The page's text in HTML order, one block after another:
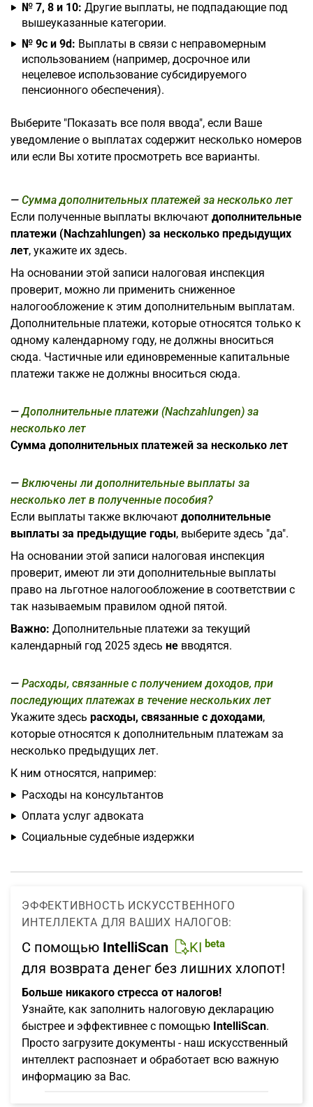
№ 7, 8 и 10: Другие выплаты, не подпадающие под
вышеуказанные категории.
№ 9c и 9d: Выплаты в связи с неправомерным
использованием (например, досрочное или
нецелевое использование субсидируемого
пенсионного обеспечения).
Выберите "Показать все поля ввода", если Ваше
уведомление о выплатах содержит несколько номеров
или если Вы хотите просмотреть все варианты.
Сумма дополнительных платежей за несколько лет
Если полученные выплаты включают дополнительные
платежи (Nachzahlungen) за несколько предыдущих
лет, укажите их здесь.
На основании этой записи налоговая инспекция
проверит, можно ли применить сниженное
налогообложение к этим дополнительным выплатам.
Дополнительные платежи, которые относятся только к
одному календарному году, не должны вноситься
сюда. Частичные или единовременные капитальные
платежи также не должны вноситься сюда.
Дополнительные платежи (Nachzahlungen) за
несколько лет
Сумма дополнительных платежей за несколько лет
Включены ли дополнительные выплаты за
несколько лет в полученные пособия?
Если выплаты также включают дополнительные
выплаты за предыдущие годы, выберите здесь "да".
На основании этой записи налоговая инспекция
проверит, имеют ли эти дополнительные выплаты
право на льготное налогообложение в соответствии с
так называемым правилом одной пятой.
Важно: Дополнительные платежи за текущий
календарный год 2025 здесь не вводятся.
Расходы, связанные с получением доходов, при
последующих платежах в течение нескольких лет
Укажите здесь расходы, связанные с доходами,
которые относятся к дополнительным платежам за
несколько предыдущих лет.
К ним относятся, например:
Расходы на консультантов
Оплата услуг адвоката
Социальные судебные издержки
ЭФФЕКТИВНОСТЬ ИСКУССТВЕННОГО
ИНТЕЛЛЕКТА ДЛЯ ВАШИХ НАЛОГОВ:
С помощью IntelliScan KI beta
для возврата денег без лишних хлопот!
Больше никакого стресса от налогов!
Узнайте, как заполнить налоговую декларацию
быстрее и эффективнее с помощью IntelliScan.
Просто загрузите документы - наш искусственный
интеллект распознает и обработает всю важную
информацию за Вас.